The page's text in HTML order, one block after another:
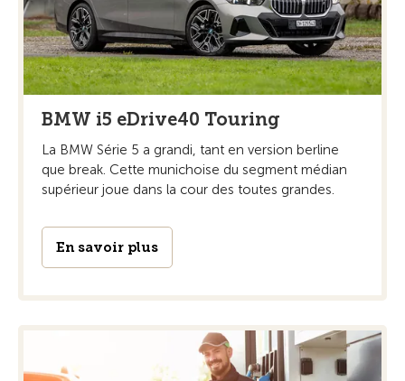
BMW i5 eDrive40 Touring
La BMW Série 5 a grandi, tant en version berline
que break. Cette munichoise du segment médian
supérieur joue dans la cour des toutes grandes.
En savoir plus